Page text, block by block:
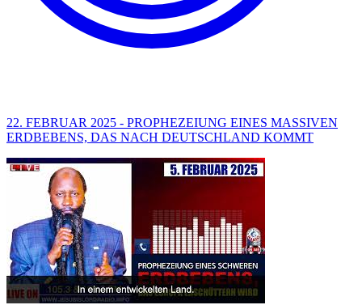
22. FEBRUAR 2025 - PROPHEZEIUNG EINES MASSIVEN
ERDBEBENS, DAS NACH DEUTSCHLAND KOMMT